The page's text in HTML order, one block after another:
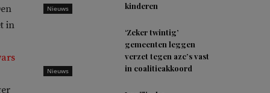
in
Nieuws
kinderen
Nieuws
‘Zeker twintig’
gemeenten leggen
verzet tegen azc’s vast
in coalitieakkoord